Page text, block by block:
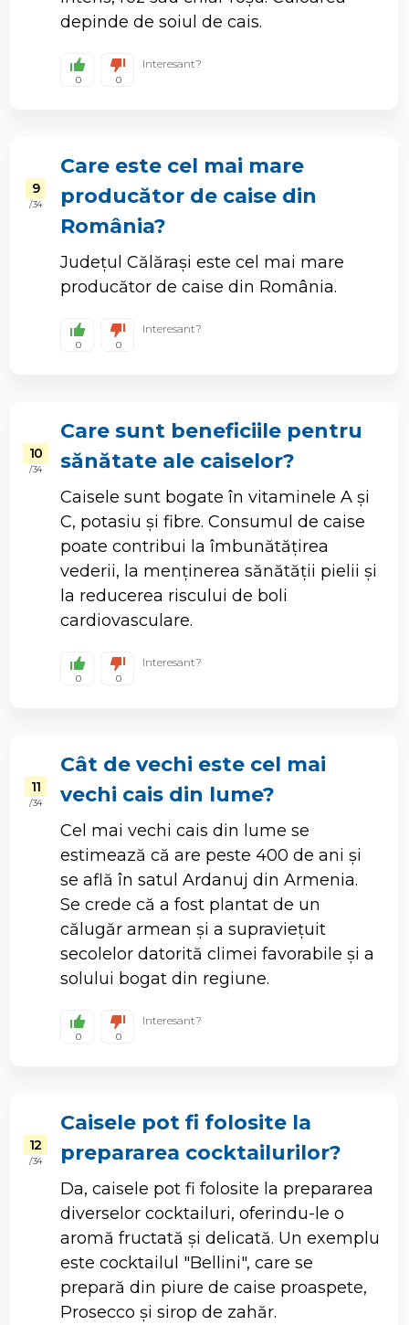
depinde de soiul de cais.
0 0
Interesant?
9
/ 34
Care este cel mai mare
producător de caise din
România?
Județul Călărași este cel mai mare
producător de caise din România.
0 0
Interesant?
10
/ 34
Care sunt beneficiile pentru
sănătate ale caiselor?
Caisele sunt bogate în vitaminele A și
C, potasiu și fibre. Consumul de caise
poate contribui la îmbunătățirea
vederii, la menținerea sănătății pielii și
la reducerea riscului de boli
cardiovasculare.
0 0
Interesant?
11
/ 34
Cât de vechi este cel mai
vechi cais din lume?
Cel mai vechi cais din lume se
estimează că are peste 400 de ani și
se află în satul Ardanuj din Armenia.
Se crede că a fost plantat de un
călugăr armean și a supraviețuit
secolelor datorită climei favorabile și a
solului bogat din regiune.
0 0
Interesant?
12
/ 34
Caisele pot fi folosite la
prepararea cocktailurilor?
Da, caisele pot fi folosite la prepararea
diverselor cocktailuri, oferindu-le o
aromă fructată și delicată. Un exemplu
este cocktailul "Bellini", care se
prepară din piure de caise proaspete,
Prosecco și sirop de zahăr.